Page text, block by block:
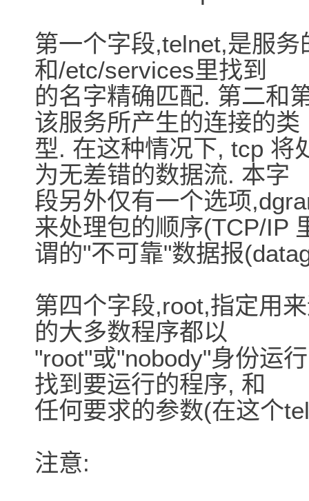
第一个字段,telnet,是服
和/etc/services里找到
的名字精确匹配. 第二和
该服务所产生的连接的类
型. 在这种情况下, tcp 将
为无差错的数据流. 本字
段另外仅有一个选项
来处理包的顺序(TCP/IP
谓的"不可靠"数据报
第四个字段,root,指定用
的大多数程序都以
"root"或"nobody"身份运
找到要运行的程序, 和
任何要求的参数(在这个
注意: